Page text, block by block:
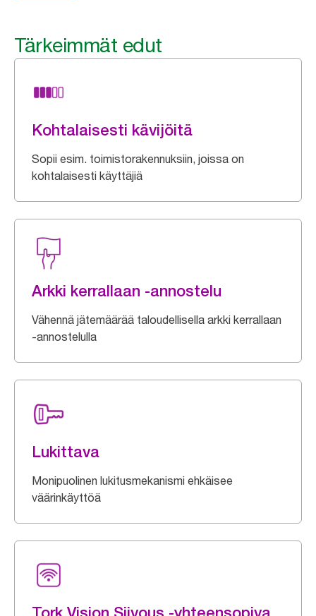
Tärkeimmät edut
Kohtalaisesti kävijöitä
Sopii esim. toimistorakennuksiin, joissa on
kohtalaisesti käyttäjiä
Arkki kerrallaan -annostelu
Vähennä jätemäärää taloudellisella arkki kerrallaan
-annostelulla
Lukittava
Monipuolinen lukitusmekanismi ehkäisee
väärinkäyttöä